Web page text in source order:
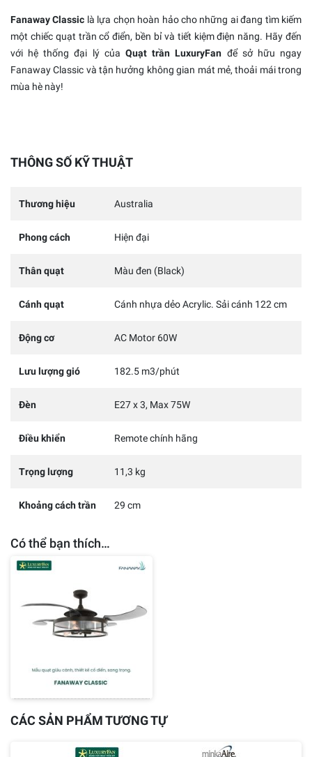
Fanaway Classic là lựa chọn hoàn hảo cho những ai đang tìm kiếm
một chiếc quạt trần cổ điển, bền bỉ và tiết kiệm điện năng. Hãy đến
với hệ thống đại lý của Quạt trần LuxuryFan để sở hữu ngay
Fanaway Classic và tận hưởng không gian mát mẻ, thoải mái trong
mùa hè này!
THÔNG SỐ KỸ THUẬT
Thương hiệu Australia
Phong cách Hiện đại
Thân quạt Màu đen (Black)
Cánh quạt Cánh nhựa dẻo Acrylic. Sải cánh 122 cm
Động cơ AC Motor 60W
Lưu lượng gió 182.5 m3/phút
Đèn E27 x 3, Max 75W
Điều khiển Remote chính hãng
Trọng lượng 11,3 kg
Khoảng cách trần 29 cm
Có thể bạn thích…
CÁC SẢN PHẨM TƯƠNG TỰ